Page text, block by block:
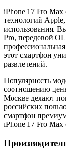
iPhone 17 Pro
технологий
использования.
Pro, передовой
этот смартфон
развлечений.
Популярность
соотношению
Москве делают
российских
смартфон
iPhone 17 Pro